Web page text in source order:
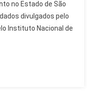
no Estado de São
divulgados pelo
Instituto Nacional de